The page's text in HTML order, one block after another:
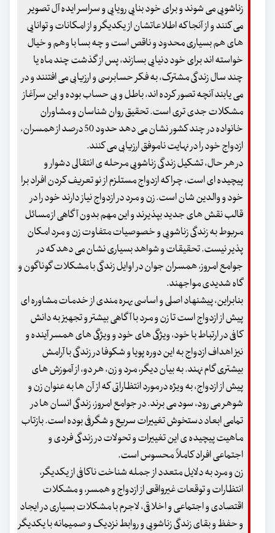
زناشویی می شوند و برای خود بنایی رویایی و سراسر ایده آل تصویر
می کنند و از آنجا که اطلاعاتشان از یکدیگر و از امکانات و توانایی
های هم بسیاری محدود و ناقص است و چه بسا با وهم و خیال
خواسته اند برای خود دنیایی بسازند، پس از گذشت چند ماه یا
چند سال زندگی مشترک، به فکر حسابرسی و ارزیابی می افتنند و در
می یابند آنچه تصور کرده اند، باطل و بی حساب بوده و این سرآغاز
مشکلات جدی تری است. تحقیق روان شناسان و مشاوران
خانواده در چند کشور نشان می دهد حدود 50 درصد از همسران،
ازدواج خود را در نهایت ناموفق ارزیابی می کنند.
در هر حال، تشکیل زندگی زناشویی مرحله ی انتقالی دشوار و
پیچیده ای است، چرا که ازدواج مستلزم از نو تعریف کردن افراد برا
خود و والدین شان است. زن و مرد در ازدواج نیاز دارند خود را در
قالب نقش های جدید بپذیرند و این مهم بدون آگاهی از مسائل
مربوط به زندگی زناشویی و خصوصیات متفاوت زن و مرد امکان
پذیر نیست. تحقیقات و شواهد بسیاری نشان می دهد که در
جوامع امروز، همسران جوان در اوایل زندگی با مشکلات گوناگون و
گاه شدیدی مواجهند.
بنابراین، پیشنهاد اصلی و اساسی بهره مندی از خدمات مشاوره ای
پیش از ازدواج است تا زن و مرد با آگاهی بیشتر و تجهیز به دانش
کافی در ارتباط با خود، ویژگی های خود و ویژگی های همسر آینده و
نیز اهداف ازدواج به این دوره پویا و شکوفا در زندگی با آرامش
بیشتری گام نهند. به بیان دیگر، مرد و زن، هر دو، از آموزش های
پیش از ازدواج، به ویژه در مورد انتظاراتی که از آن ها به عنوان زن و
شوهر می رود، سود می برند. در جوامع امروز، زندگی انسان ها در
تمامی ابعاد دستخوش تغییرات سریع و شگرفی بوده است. بازتاب
ماهیت پیچیده ی این تغییرات و تحولات در زندگی فردی و
اجتماعی افراد کاملاً محسوس است.
زن و مرد به دلایل متعدد از جمله شناخت ناکافی از یکدیگر،
انتظارات و توقعات غیرواقعی از ازدواج و همسر، و مشکلات
اقتصادی و اجتماعی و اخلاقی، لاجرم با مشکلات بسیاری در ایجاد
و حفظ و بقای زندگی زناشویی و روابط نزدیک و صمیمانه با یکدیگر